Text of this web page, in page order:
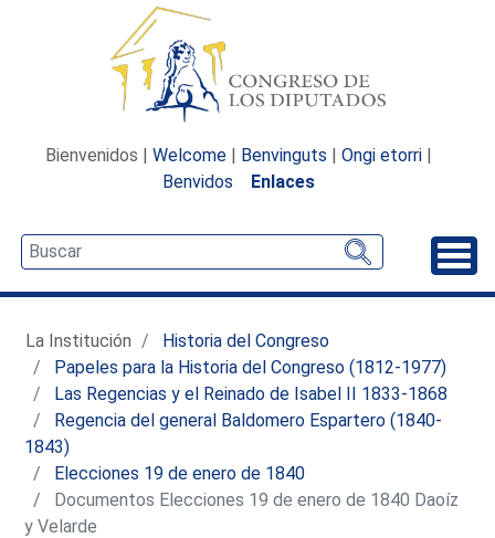
Bienvenidos | Welcome | Benvinguts | Ongi etorri |
Benvidos
Enlaces
La Institución
Historia del Congreso
Papeles para la Historia del Congreso (1812-1977)
Las Regencias y el Reinado de Isabel II 1833-1868
Regencia del general Baldomero Espartero (1840-
1843)
Elecciones 19 de enero de 1840
Documentos Elecciones 19 de enero de 1840 Daoíz
y Velarde